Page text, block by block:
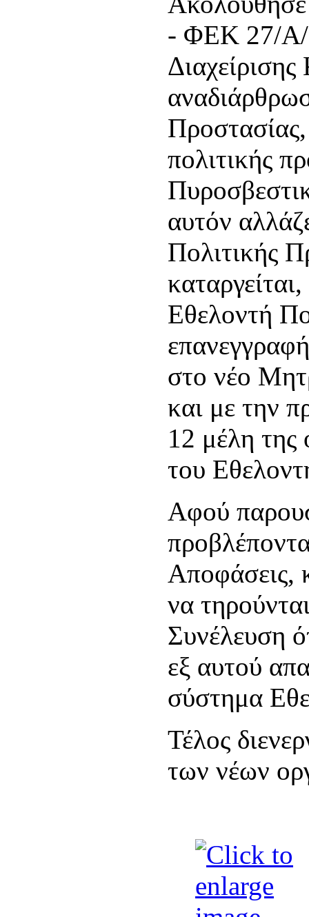
- ΦΕΚ 27/Α/
πολιτικής
αυτόν
Πολιτικής
Εθελοντή
στο νέο
και με την
12 μέλη της
του
Αφού
Αποφάσεις,
να
Συνέλευση
εξ αυτού
σύστημα
Τέλος
των νέων